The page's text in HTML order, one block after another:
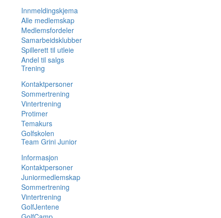
Innmeldingskjema
Alle medlemskap
Medlemsfordeler
Samarbeidsklubber
Spillerett til utleie
Andel til salgs
Trening
Kontaktpersoner
Sommertrening
Vintertrening
Protimer
Temakurs
Golfskolen
Team Grini Junior
Informasjon
Kontaktpersoner
Juniormedlemskap
Sommertrening
Vintertrening
GolfJentene